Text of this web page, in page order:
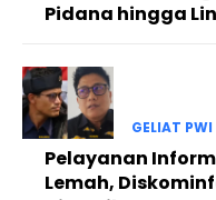
Pidana hingga
GELIAT PWI
Pelayanan
Lemah,